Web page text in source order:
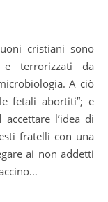
terrorizzati da
A ciò
fetali abortiti”; e
l’idea di
fratelli con una
ai non addetti